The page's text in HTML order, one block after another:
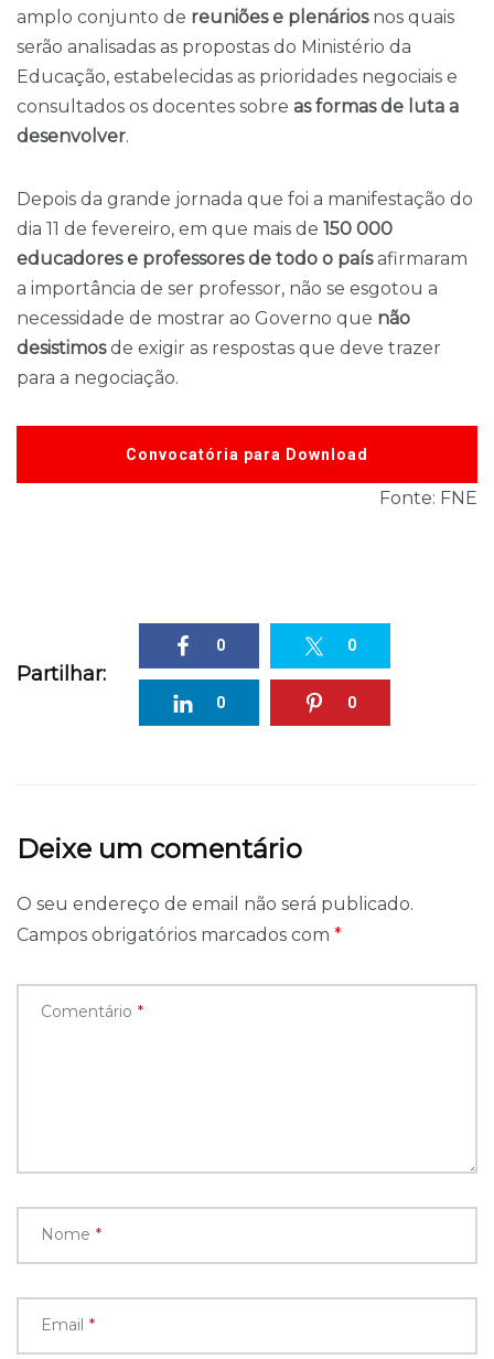
amplo conjunto de reuniões e plenáriosnos quais
serão analisadas as propostas do Ministério da
Educação, estabelecidas as prioridades negociais e
consultados os docentes sobre as formas de luta a
desenvolver.
Depois da grande jornada que foi a manifestação do
dia 11 de fevereiro, em que mais de 150 000
educadores e professores de todo o paísafirmaram
a importância de ser professor, não se esgotou a
necessidade de mostrar ao Governo que não
desistimosde exigir as respostas que deve trazer
para a negociação.
Convocatória para Download
Fonte: FNE
Partilhar:
0 0
0 0
Deixe um comentário
O seu endereço de email não será publicado.
Campos obrigatórios marcados com *
Comentário *
Nome *
Email *